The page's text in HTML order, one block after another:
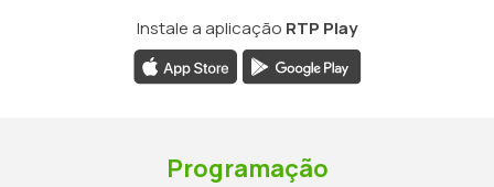
Instale a aplicação RTP Play
Programação